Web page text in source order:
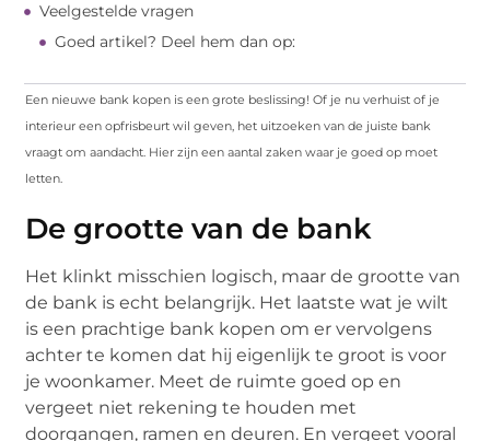
Veelgestelde vragen
Goed artikel? Deel hem dan op:
Een nieuwe bank kopen is een grote beslissing! Of je nu verhuist of je
interieur een opfrisbeurt wil geven, het uitzoeken van de juiste bank
vraagt om aandacht. Hier zijn een aantal zaken waar je goed op moet
letten.
De grootte van de bank
Het klinkt misschien logisch, maar de grootte van
de bank is echt belangrijk. Het laatste wat je wilt
is een prachtige bank kopen om er vervolgens
achter te komen dat hij eigenlijk te groot is voor
je woonkamer. Meet de ruimte goed op en
vergeet niet rekening te houden met
doorgangen, ramen en deuren. En vergeet vooral